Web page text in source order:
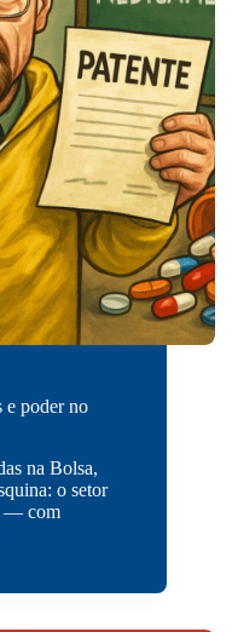
e poder no
na Bolsa,
o setor
— com